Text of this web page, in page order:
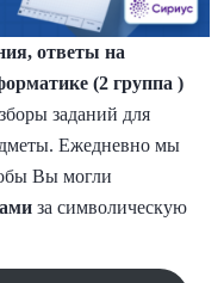
ответы на
(2 группа )
заданий для
Ежедневно мы
Вы могли
за символическую